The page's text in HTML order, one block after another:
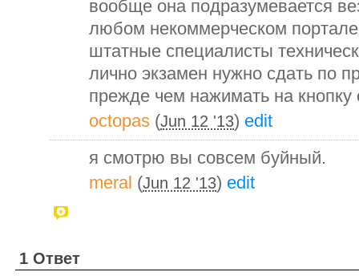
вообще она подразумевается
любом некоммерческом
штатные специалисты
лично экзамен нужно сдать по
прежде чем нажимать на кнопку
octopas (Jun 12 '13) edit
я смотрю вы совсем буйный.
meral (Jun 12 '13) edit
1 Ответ